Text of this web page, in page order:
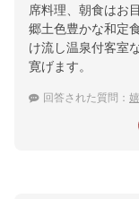
席料理、朝食はお
郷土色豊かな和定
け流し温泉付客室
寛げます。
回答された質問： 嬉